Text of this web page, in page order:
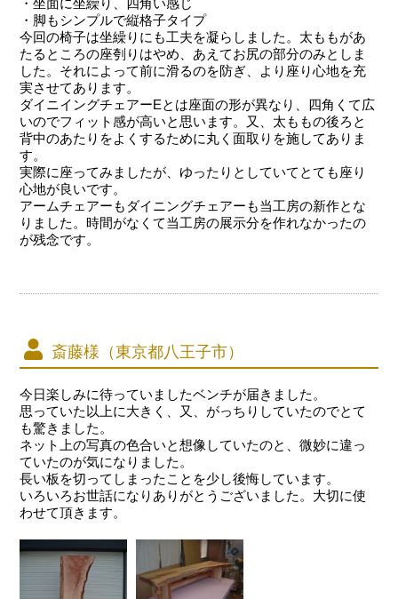
・坐面に坐繰り、四角い感じ
・脚もシンプルで縦格子タイプ
今回の椅子は坐繰りにも工夫を凝らしました。太ももがあ
たるところの座刳りはやめ、あえてお尻の部分のみとしま
した。それによって前に滑るのを防ぎ、より座り心地を充
実させてあります。
ダイニイングチェアーEとは座面の形が異なり、四角くて広
いのでフィット感が高いと思います。又、太ももの後ろと
背中のあたりをよくするために丸く面取りを施してありま
す。
実際に座ってみましたが、ゆったりとしていてとても座り
心地が良いです。
アームチェアーもダイニングチェアーも当工房の新作とな
りました。時間がなくて当工房の展示分を作れなかったの
が残念です。
斎藤様（東京都八王子市）
今日楽しみに待っていましたベンチが届きました。
思っていた以上に大きく、又、がっちりしていたのでとて
も驚きました。
ネット上の写真の色合いと想像していたのと、微妙に違っ
ていたのが気になりました。
長い板を切ってしまったことを少し後悔しています。
いろいろお世話になりありがとうございました。大切に使
わせて頂きます。